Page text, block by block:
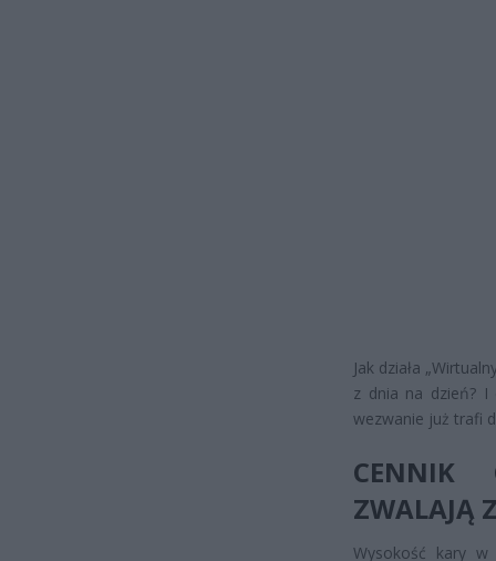
Jak działa
z dnia na dzień? I
wezwanie już trafi
CENNIK
ZWALAJĄ
Wysokość kary